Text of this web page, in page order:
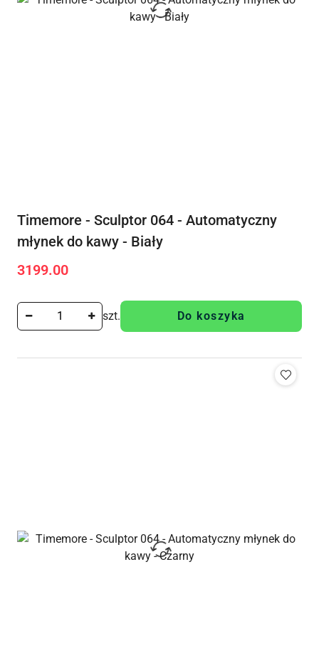
Timemore - Sculptor 064 - Automatyczny
młynek do kawy - Biały
Cena:
3199.00
szt. Do koszyka